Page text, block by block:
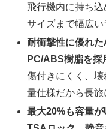
飛行機内に持ち
サイズまで幅広
耐衝撃性に優れ
PC/ABS樹脂を採
傷付きにくく、
量仕様だから長旅
最大20%も容量